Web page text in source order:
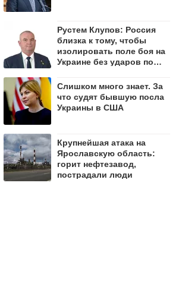
Рустем Клупов: Россия
близка к тому, чтобы
изолировать поле боя на
Украине без ударов по
Слишком много знает. За
что судят бывшую посла
Украины в США
Крупнейшая атака на
Ярославскую область:
горит нефтезавод,
пострадали люди